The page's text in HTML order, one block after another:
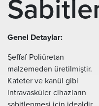
Genel Detaylar:
Şeffaf Poliüretan
malzemeden üretilmiştir.
Kateter ve kanül gibi
intravasküler cihazların